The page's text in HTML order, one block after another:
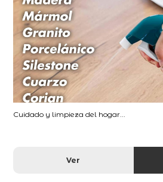
Cuidado y limpieza del hogar...
Ver